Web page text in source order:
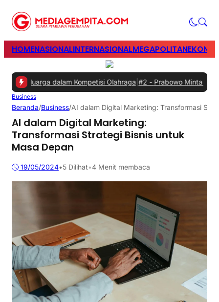
HOMENASIONALINTERNASIONALMEGAPOLITAN
dalam Kompetisi Olahraga|#2 -Prabowo Minta Gangguan
Business
Beranda/Business/AI dalam Digital Marketing: Transformasi
AI dalam Digital Marketing:
Transformasi Strategi Bisnis untuk
Masa Depan
19/05/2024•5 Dilihat•4 Menit membaca